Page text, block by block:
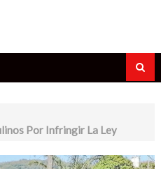
Por Infringir La Ley